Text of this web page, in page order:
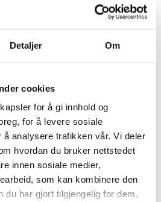
Detaljer Om
cookies
for å gi innhold og
for å levere sosiale
å analysere trafikken vår. Vi deler
hvordan du bruker nettstedet
innen sosiale medier,
som kan kombinere den
du har gjort tilgjengelig for dem,
spesialisert innen
kjennskap til bygg- og
erfaring som rådgiver
av et byggeprosjekt, fra
til prosjekthåndtering,